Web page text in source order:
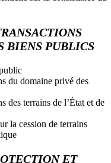
BIENS PUBLICS
du domaine privé des
des terrains de l’État et de
la cession de terrains
ET